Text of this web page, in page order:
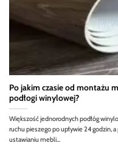
Po jakim czasie od montażu
podłogi winylowej?
Większość jednorodnych podłóg
ruchu pieszego po upływie 24 godzin,
ustawianiu mebli...